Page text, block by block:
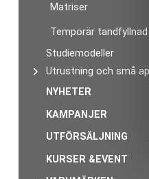
Matriser
Temporär tandfyllnad
Studiemodeller
Utrustning och små
NYHETER
KAMPANJER
UTFÖRSÄLJNING
KURSER &EVENT